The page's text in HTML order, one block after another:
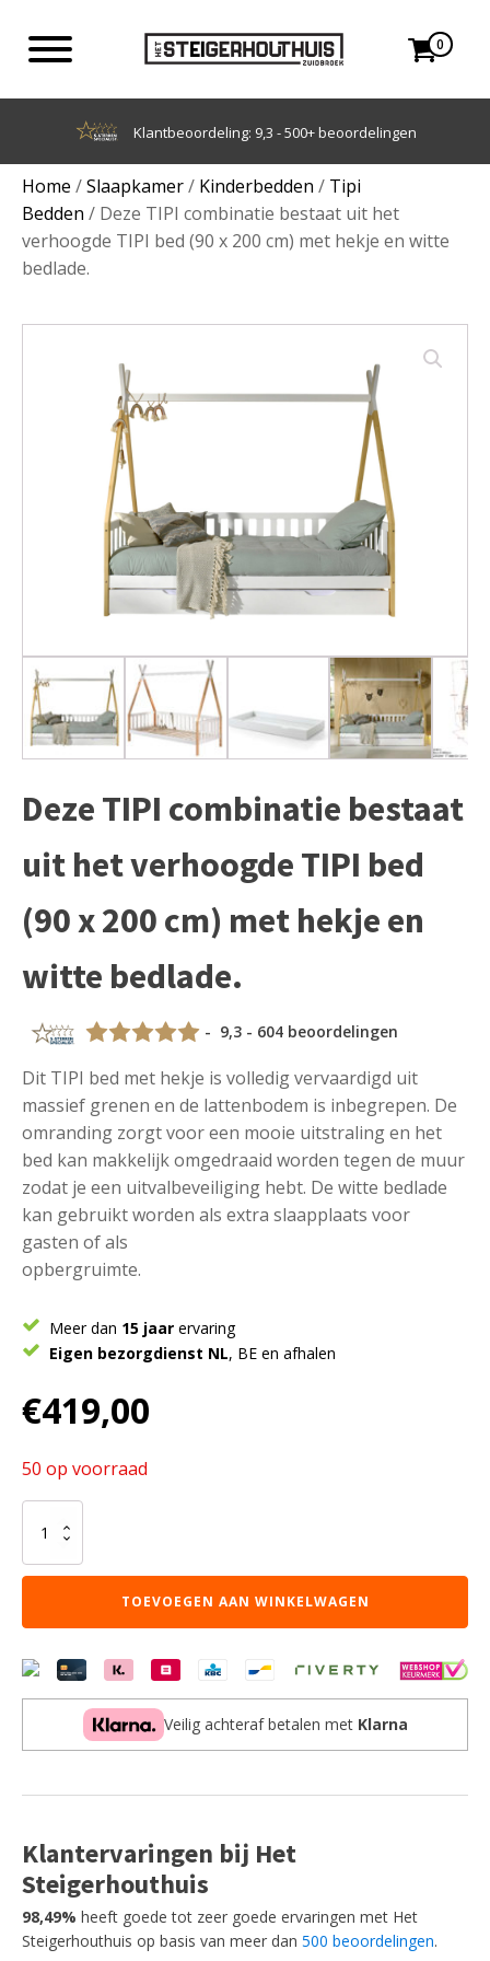
0
Achteraf betalen met Klarna
Home /Slaapkamer/ Kinderbedden / Tipi
Bedden / Deze TIPI combinatie bestaat uit het
verhoogde TIPI bed (90 x 200 cm) met hekje en witte
bedlade.
Deze TIPI combinatie bestaat
uit het verhoogde TIPI bed
(90 x 200 cm) met hekje en
witte bedlade.
- 9,3 - 604 beoordelingen
Dit TIPI bed met hekje is volledig vervaardigd uit
massief grenen en de lattenbodem is inbegrepen. De
omranding zorgt voor een mooie uitstraling en het
bed kan makkelijk omgedraaid worden tegen de muur
zodat je een uitvalbeveiliging hebt. De witte bedlade
kan gebruikt worden als extra slaapplaats voor
gasten of als
opbergruimte.
Meer dan 15 jaar ervaring
Eigen bezorgdienst NL, BE en afhalen
€419,00
50 op voorraad
combinatie
bestaat
het
TIPI
200
witte
bedlade.
aantal
TOEVOEGEN AAN WINKELWAGEN
Veilig achteraf betalen met Klarna
Klantervaringen bij Het
Steigerhouthuis
98,49% heeft goede tot zeer goede ervaringen met Het
Steigerhouthuis op basis van meer dan 500 beoordelingen.